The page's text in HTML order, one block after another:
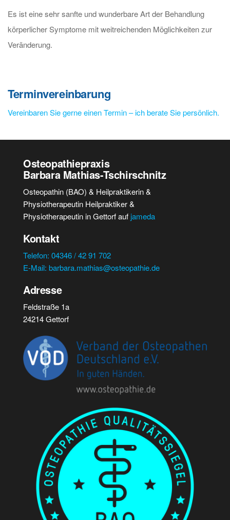
Es ist eine sehr sanfte und wunderbare Art der Behandlung
körperlicher Symptome mit weitreichenden Möglichkeiten zur
Veränderung.
Terminvereinbarung
Vereinbaren Sie gerne einen Termin – ich berate Sie persönlich.
Osteopathiepraxis
Barbara Mathias-Tschirschnitz
Osteopathin (BAO) & Heilpraktikerin &
Physiotherapeutin Heilpraktiker &
Physiotherapeutin in Gettorf auf jameda
Kontakt
Telefon: 04346 / 42 91 702
E-Mail: barbara.mathias@osteopathie.de
Adresse
Feldstraße 1a
24214 Gettorf